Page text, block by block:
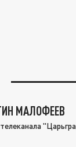
МАЛОФЕЕВ